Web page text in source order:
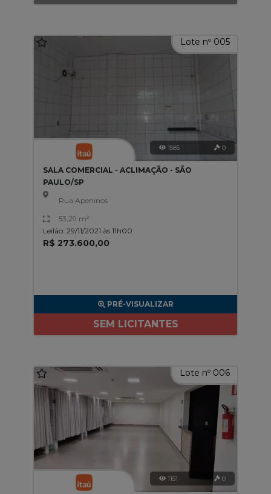
Lote nº 005
1585 0
SALA COMERCIAL - ACLIMAÇÃO - SÃO
PAULO/SP
Rua Apeninos
53,29 m²
Leilão: 29/11/2021 às 11h00
R$ 273.600,00
PRÉ-VISUALIZAR
SEM LICITANTES
Lote nº 006
1151 0